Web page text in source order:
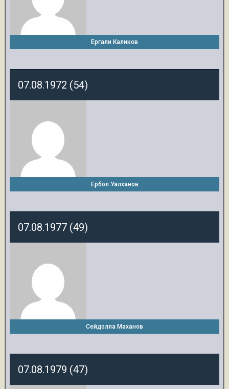
Ергали Каликов
07.08.1972 (54)
Ербол Уалханов
07.08.1977 (49)
Сейдолла Маханов
07.08.1979 (47)